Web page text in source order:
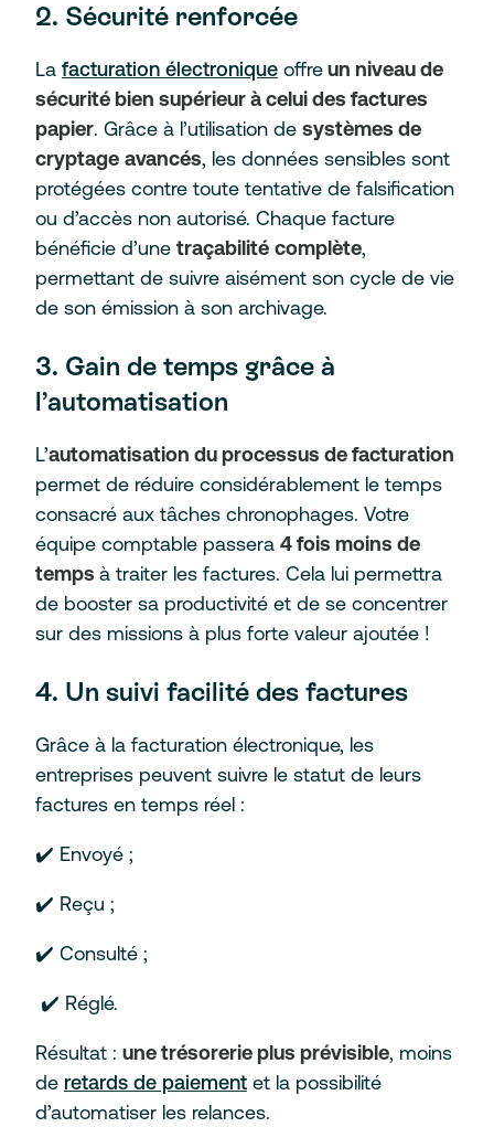
2. Sécurité renforcée
La facturation électroniqueoffreun niveau de
sécurité bien supérieur à celui des factures
papier. Grâce à l’utilisation de systèmes de
cryptage avancés, les données sensibles sont
protégées contre toute tentative de falsification
ou d’accès non autorisé. Chaque facture
bénéficie d’une traçabilité complète,
permettant de suivre aisément son cycle de vie
de son émission à son archivage.
3. Gain de temps grâce à
l’automatisation
L’automatisation du processus de facturation
permet de réduire considérablement le temps
consacré aux tâches chronophages. Votre
équipe comptable passera 4 fois moins de
temps à traiter les factures. Cela lui permettra
de booster sa productivité et de se concentrer
sur des missions à plus forte valeur ajoutée !
4. Un suivi facilité des factures
Grâce à la facturation électronique, les
entreprises peuvent suivre le statut de leurs
factures en temps réel :
✔️ Envoyé ;
✔️ Reçu ;
✔️ Consulté ;
✔️ Réglé.
Résultat : une trésorerie plus prévisible, moins
de retards de paiementet la possibilité
d’automatiser les relances.